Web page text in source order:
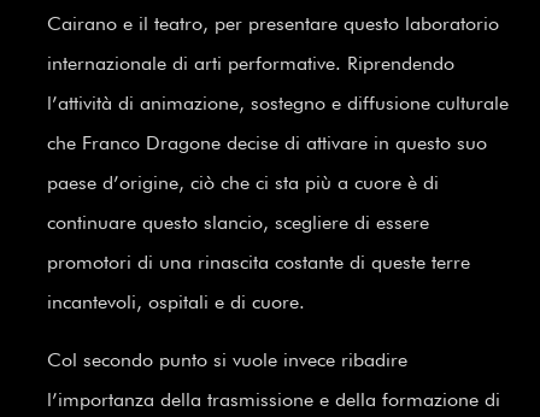
Cairano e il teatro, per presentare questo laboratorio
internazionale di arti performative. Riprendendo
l’attività di animazione, sostegno e diffusione culturale
che Franco Dragone decise di attivare in questo suo
paese d’origine, ciò che ci sta più a cuore è di
continuare questo slancio, scegliere di essere
promotori di una rinascita costante di queste terre
incantevoli, ospitali e di cuore.
Col secondo punto si vuole invece ribadire
l’importanza della trasmissione e della formazione di